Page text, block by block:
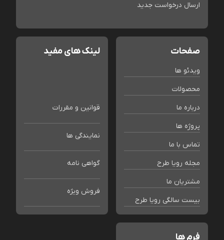
ارسال درخواست جدید
صفحات
ویدئو ها
محصولات
درباره ما
پروژه ها
تماس با ما
مجله رویا طرح
مشتریان ما
بیست سالگی رویا طرح
لینک های مفید
قوانین و مقررات
نمایندگی ها
گواهی نامه
فروش ویژه
فرم ها